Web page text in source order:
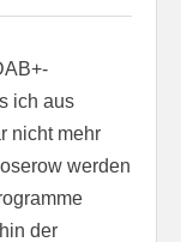
ich aus
nicht mehr
werden
der